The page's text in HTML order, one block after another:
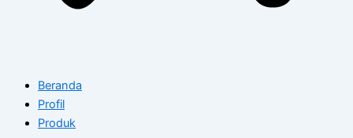
Beranda
Profil
Produk